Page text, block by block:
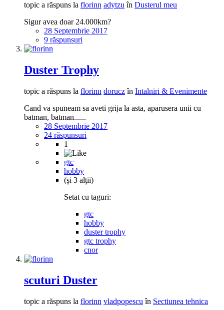
topic a răspuns la florinn adytzu în Dusterul meu
Sigur avea doar 24.000km?
28 Septembrie 2017
9 răspunsuri
Duster Trophy
topic a răspuns la florinn doruczîn Intalniri & Evenimente
Cand va spuneam sa aveti grija la asta, aparusera unii cu
batman, batman......
28 Septembrie 2017
24 răspunsuri
1
gtc
hobby
(și 3 alții)
Setat cu taguri:
gtc
hobby
duster trophy
gtc trophy
cnor
scuturi Duster
topic a răspuns la florinn vladpopescu în Sectiunea tehnica